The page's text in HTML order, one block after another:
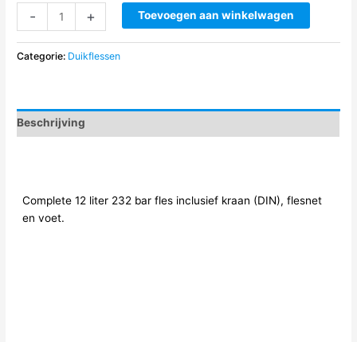
-
liter
Lang
fles
staal
+ Toevoegen aan winkelwagen
Categorie: Duikflessen
Beschrijving
Complete 12 liter 232 bar fles inclusief kraan (DIN), flesnet
en voet.